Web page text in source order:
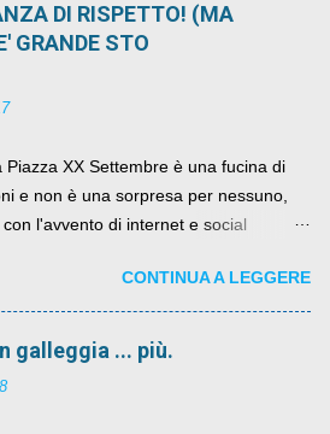
DI RISPETTO! (MA
GRANDE STO
Piazza XX Settembre è una fucina di
e non è una sorpresa per nessuno,
l'avvento di internet e social
anche traccia scritta nel web.
CONTINUA A LEGGERE
galleggia ... più.